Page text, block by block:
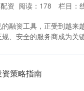
资 阅读： 178 栏目：
融资工具，正受到越来
、安全的服务商成为关
策略指南